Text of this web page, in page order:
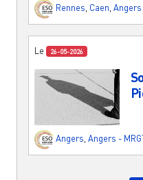
Rennes Caen Angers
Le 26-05-2026
Angers Angers -